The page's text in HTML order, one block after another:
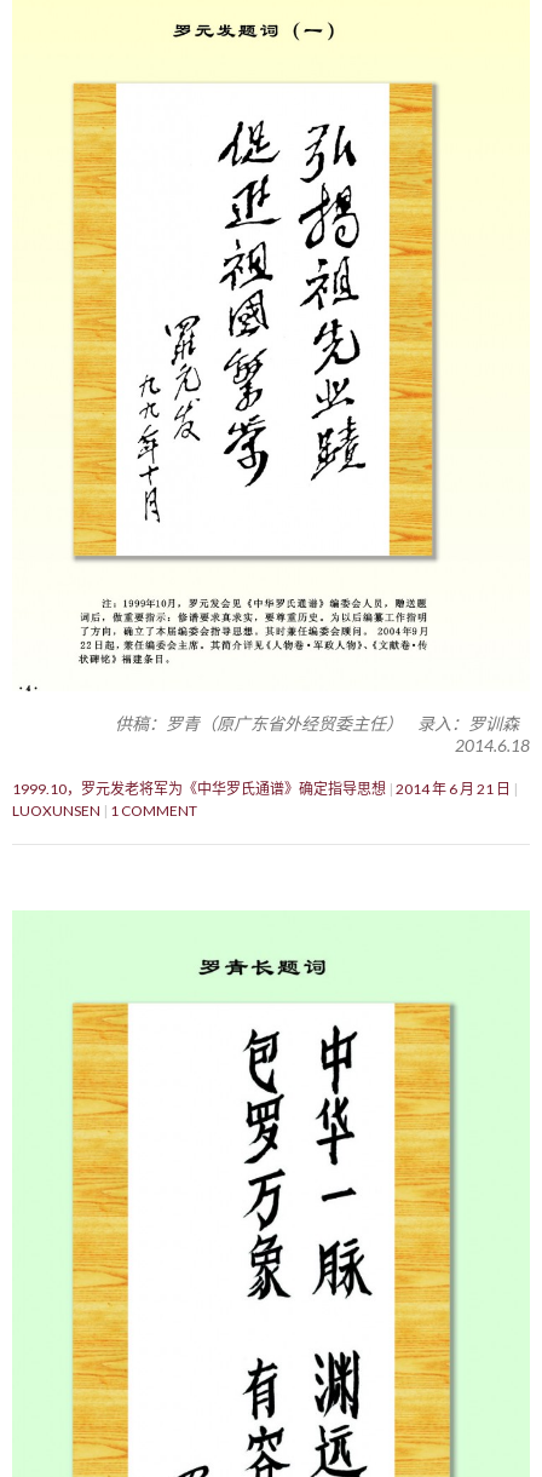
供稿：罗青（原广东省外经贸委主任） 录入：罗训森
2014.6.18
1999.10，罗元发老将军为《中华罗氏通谱》确定指导思想 2014 年 6 月 21 日
LUOXUNSEN
1 COMMENT